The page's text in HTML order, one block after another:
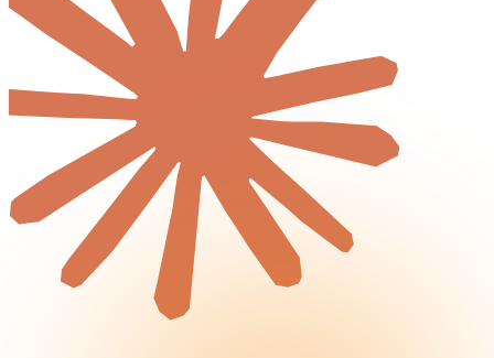
Tout
Créations de sites internet
Projets d'applications iOS & Android
Plateformes métiers personnalisées
Blog
Tout
Actualités & Tendances Tech
Développement Web & Mobile
Automatisation, IA & Outils
Anecdotes & Perles du Web
Cybersécurité
Qui suis-je ?